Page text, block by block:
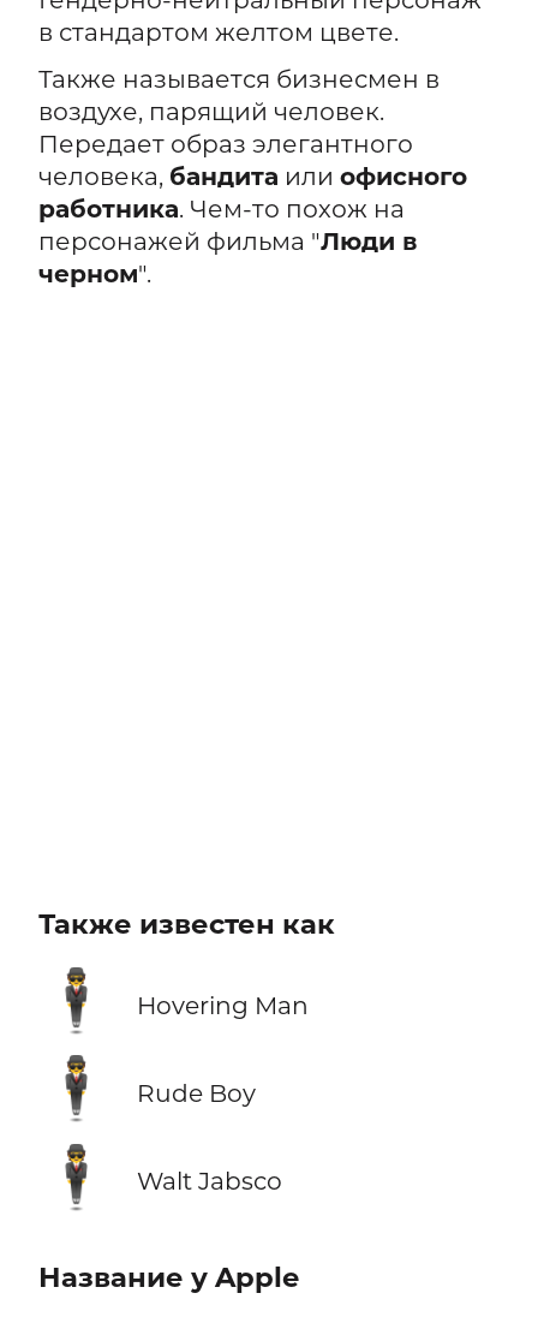
в стандартом желтом цвете.
Также называется бизнесмен в
воздухе, парящий человек.
Передает образ элегантного
человека, бандита или офисного
работника. Чем-то похож на
персонажей фильма "Люди в
черном".
Также известен как
🕴️ Hovering Man
🕴️ Rude Boy
🕴️ Walt Jabsco
Название у Apple